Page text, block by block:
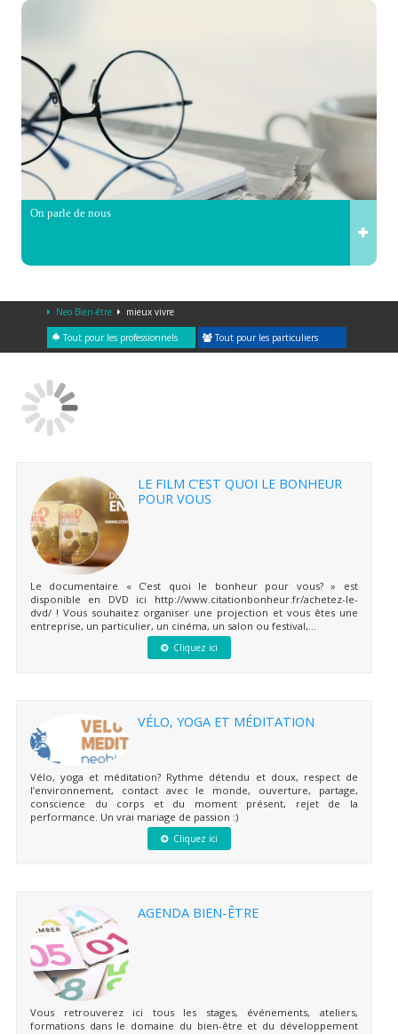
On parle de nous
Neo Bien-être mieux vivre
Tout pour les professionnels Tout pour les particuliers
LE FILM C’EST QUOI LE BONHEUR
POUR VOUS
Le documentaire « C’est quoi le bonheur pour vous? » est
disponible en DVD ici http://www.citationbonheur.fr/achetez-le-
dvd/ ! Vous souhaitez organiser une projection et vous êtes une
entreprise, un particulier, un cinéma, un salon ou festival,...
Cliquez ici
VÉLO, YOGA ET MÉDITATION
Vélo, yoga et méditation? Rythme détendu et doux, respect de
l’environnement, contact avec le monde, ouverture, partage,
conscience du corps et du moment présent, rejet de la
performance. Un vrai mariage de passion :)
Cliquez ici
AGENDA BIEN-ÊTRE
Vous retrouverez ici tous les stages, événements, ateliers,
formations dans le domaine du bien-être et du développement